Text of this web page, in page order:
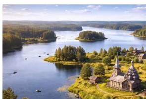
Железнодорожные туры
Круизы